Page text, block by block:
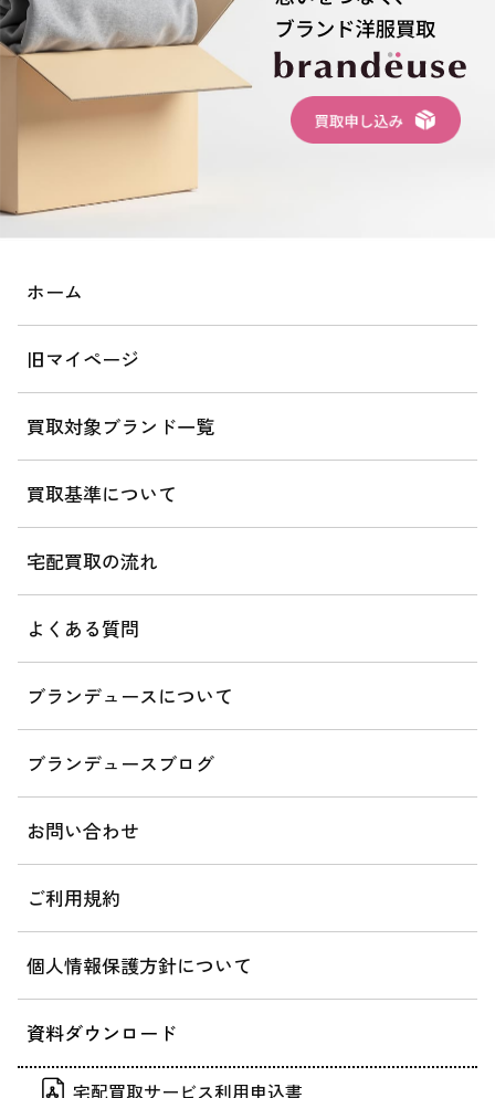
ホーム
旧マイページ
買取対象ブランド一覧
買取基準について
宅配買取の流れ
よくある質問
ブランデュースについて
ブランデュースブログ
お問い合わせ
ご利用規約
個人情報保護方針について
資料ダウンロード
宅配買取サービス利用申込書